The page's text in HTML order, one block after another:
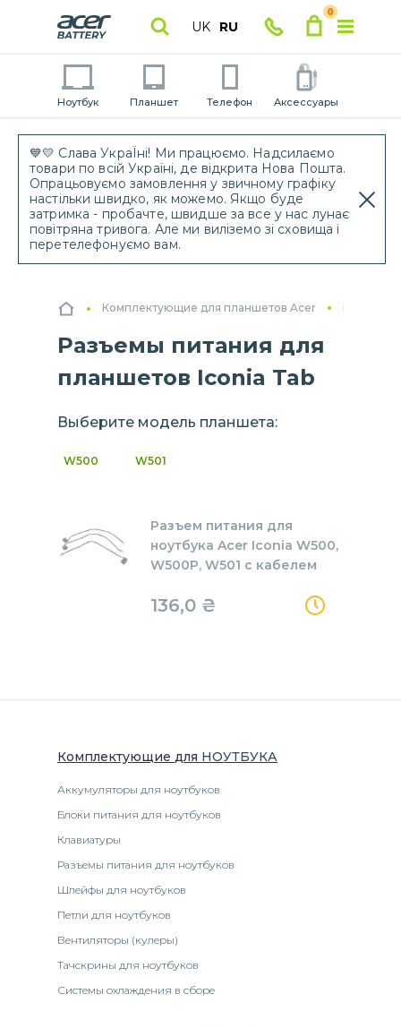
💙💛 Слава УкраЇні! Ми працюємо. Надсилаємо
товари по всій Україні, де відкрита Нова Пошта.
Опрацьовуємо замовлення у звичному графіку
настільки швидко, як можемо. Якщо буде
затримка - пробачте, швидше за все у нас лунає
повітряна тривога. Але ми виліземо зі сховища і
перетелефонуємо вам.
UK RU
0
Ноутбук Планшет Телефон Аксессуары
Комплектующие для планшетов Acer
Разъемы питания для
планшетов Iconia Tab
Выберите модель планшета:
W500 W501
Разъем питания для
ноутбука Acer Iconia W500,
W500P, W501 с кабелем
136,0 ₴
Комплектующие для НОУТБУКА
Аккумуляторы для ноутбуков
Блоки питания для ноутбуков
Клавиатуры
Разъемы питания для ноутбуков
Шлейфы для ноутбуков
Петли для ноутбуков
Вентиляторы (кулеры)
Тачскрины для ноутбуков
Системы охлаждения в сборе